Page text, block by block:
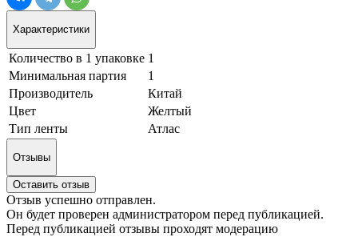
Характеристики
Количество в 1 упаковке 1
Минимальная партия
1
Производитель
Китай
Цвет
Желтый
Тип ленты
Атлас
Отзывы
Оставить отзыв
Отзыв успешно отправлен.
Он будет проверен администратором перед публикацией.
Перед публикацией отзывы проходят модерацию